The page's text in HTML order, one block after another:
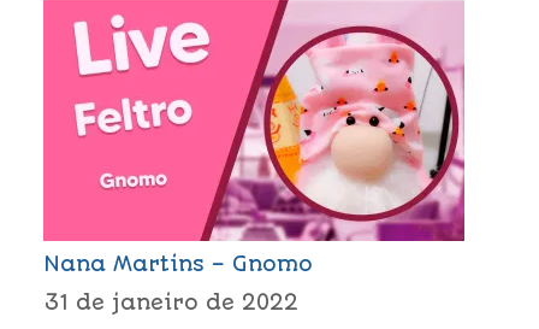
Nana Martins – Gnomo
31 de janeiro de 2022